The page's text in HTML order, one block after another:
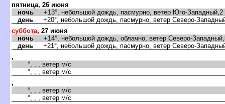
пятница, 26 июня
ночь +13°, небольшой дождь, пасмурно, ветер Юго-Западный,2
день +20°, небольшой дождь, пасмурно, ветер Северо-
суббота, 27 июня
ночь +14°, небольшой дождь, облачно, ветер Северо-
день +21°, небольшой дождь, пасмурно, ветер Северо-
,
°, , , ветер м/с
°, , , ветер м/с
,
°, , , ветер м/с
°, , , ветер м/с